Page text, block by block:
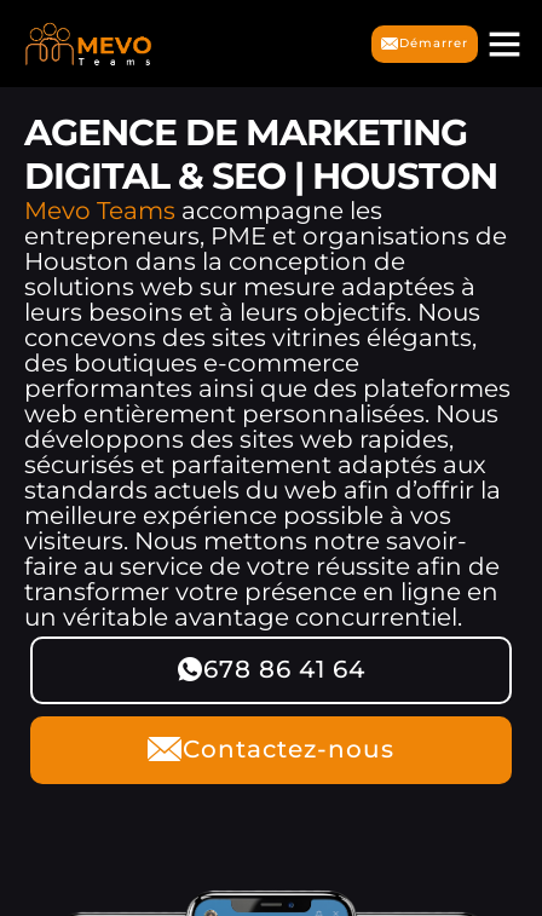
Démarrer
AGENCE DE MARKETING
DIGITAL & SEO | HOUSTON
Mevo Teams accompagne les
entrepreneurs, PME et organisations de
Houston dans la conception de
solutions web sur mesure adaptées à
leurs besoins et à leurs objectifs. Nous
concevons des sites vitrines élégants,
des boutiques e-commerce
performantes ainsi que des plateformes
web entièrement personnalisées. Nous
développons des sites web rapides,
sécurisés et parfaitement adaptés aux
standards actuels du web afin d’offrir la
meilleure expérience possible à vos
visiteurs. Nous mettons notre savoir-
faire au service de votre réussite afin de
transformer votre présence en ligne en
un véritable avantage concurrentiel.
678 86 41 64
Contactez-nous